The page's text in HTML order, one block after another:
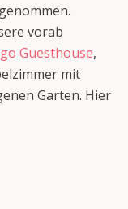
vorab
Guesthouse,
mit
Garten. Hier